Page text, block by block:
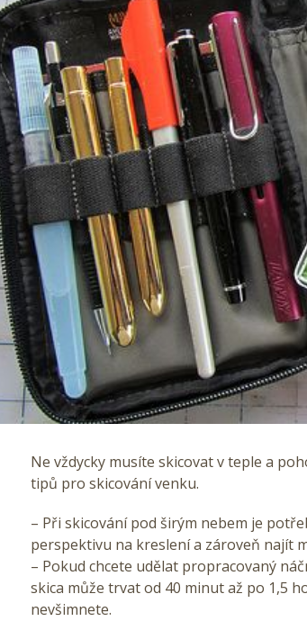
Ne vždycky musíte skicovat v teple a
tipů pro skicování venku.
– Při skicovánípod širým nebem je
perspektivu na kreslení a zároveň najít
– Pokud chcete udělat propracovaný
skica může trvat od 40 minut až po 1,5
nevšimnete.